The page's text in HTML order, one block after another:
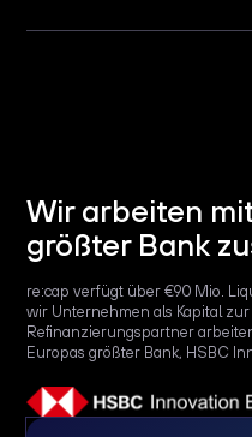
Wir arbeiten
größter Bank
re:cap verfügt über €90 Mio.
wir Unternehmen als Kapital
Refinanzierungspartner
Europas größter Bank, HSBC